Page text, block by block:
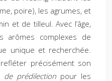
poire), les agrumes, et
et de tilleul. Avec l’âge,
arômes complexes de
unique et recherchée.
précisément son
de prédilection pour les